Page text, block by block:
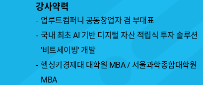
강사약력
업루트컴퍼니 공동창업자 겸 부대표
국내 최초 AI 기반 디지털 자산 적립식 투자 솔루션
'비트세이빙' 개발
헬싱키경제대 대학원 MBA / 서울과학종합대학원
MBA